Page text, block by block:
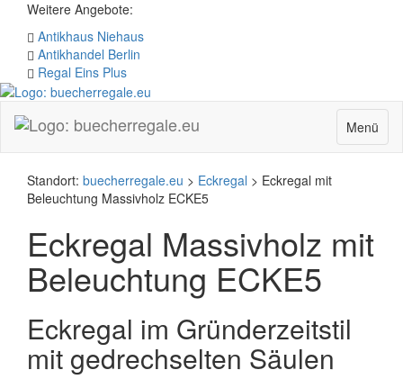
springen
Weitere Angebote:
Antikhaus Niehaus
Antikhandel Berlin
Regal Eins Plus
Menü
Standort: buecherregale.eu > Eckregal > Eckregal mit
Beleuchtung Massivholz ECKE5
Eckregal Massivholz mit
Beleuchtung ECKE5
Eckregal im Gründerzeitstil
mit gedrechselten Säulen